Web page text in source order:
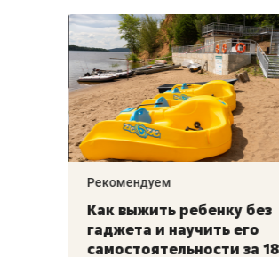
–
Рекомендуем
Как выжить ребенку без
гаджета и научить его
самостоятельности за 18